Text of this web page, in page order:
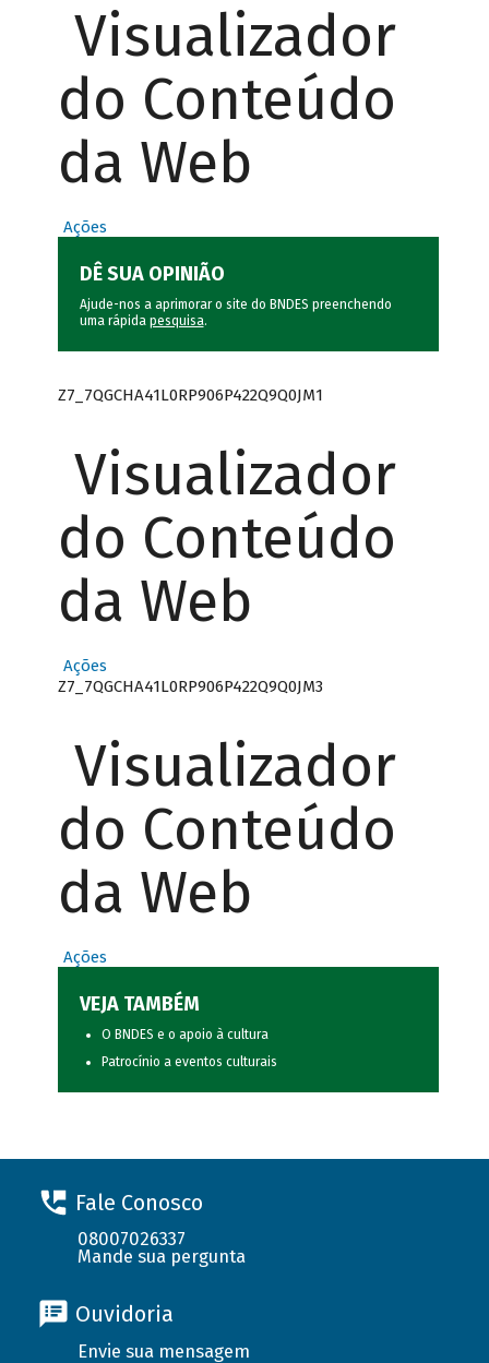
Visualizador
do Conteúdo
da Web
Ações
DÊ SUA OPINIÃO
Ajude-nos a aprimorar o site do BNDES preenchendo
uma rápida pesquisa.
Z7_7QGCHA41L0RP906P422Q9Q0JM1
Visualizador
do Conteúdo
da Web
Ações
Z7_7QGCHA41L0RP906P422Q9Q0JM3
Visualizador
do Conteúdo
da Web
Ações
VEJA TAMBÉM
O BNDES e o apoio à cultura
Patrocínio a eventos culturais
Fale Conosco
08007026337
Mande sua pergunta
Ouvidoria
Envie sua mensagem